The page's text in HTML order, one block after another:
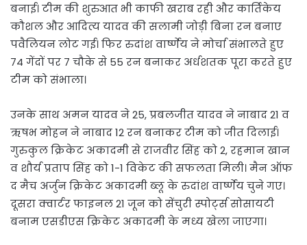
बनाई। टीम की शुरुआत भी काफी खराब रही और कार्तिकेय
कौशल और आदित्य यादव की सलामी जोड़ी बिना रन बनाए
पवैलियन लोट गई। फिर रुदांश वार्ष्णेय ने मोर्चा संभालते हुए
74 गेंदों पर 7 चौके से 55 रन बनाकर अर्धशतक पूरा करते हुए
टीम को संभाला।
उनके साथ अमन यादव ने 25, प्रबलजीत यादव ने नाबाद 21 व
ऋषभ मोहन ने नाबाद 12 रन बनाकर टीम को जीत दिलाई।
गुरुकुल क्रिकेट अकादमी से राजवीर सिंह को 2, रहमान खान
व शौर्य प्रताप सिंह को 1-1 विकेट की सफलता मिली। मैन ऑफ
द मैच अर्जुन क्रिकेट अकादमी ब्लू के रुदांश वार्ष्णेय चुने गए।
दूसरा क्वार्टर फाइनल 21 जून को सेंचुरी स्पोर्ट्स सोसायटी
बनाम एसडीएस क्रिकेट अकादमी के मध्य खेला जाएगा।